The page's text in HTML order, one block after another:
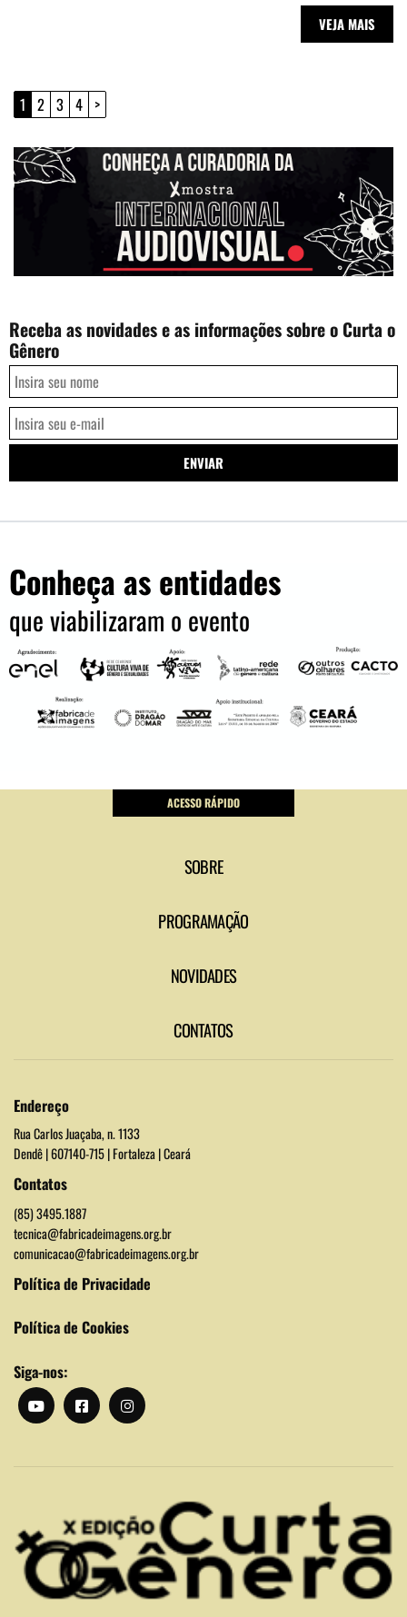
VEJA MAIS
1 2 3 4 >
Receba as novidades e as informações sobre o Curta o
Gênero
Conheça as entidades
que viabilizaram o evento
ACESSO RÁPIDO
SOBRE
PROGRAMAÇÃO
NOVIDADES
CONTATOS
Endereço
Rua Carlos Juaçaba, n. 1133
Dendê | 607140-715 | Fortaleza | Ceará
Contatos
(85) 3495.1887
tecnica@fabricadeimagens.org.br
comunicacao@fabricadeimagens.org.br
Política de Privacidade
Política de Cookies
Siga-nos: